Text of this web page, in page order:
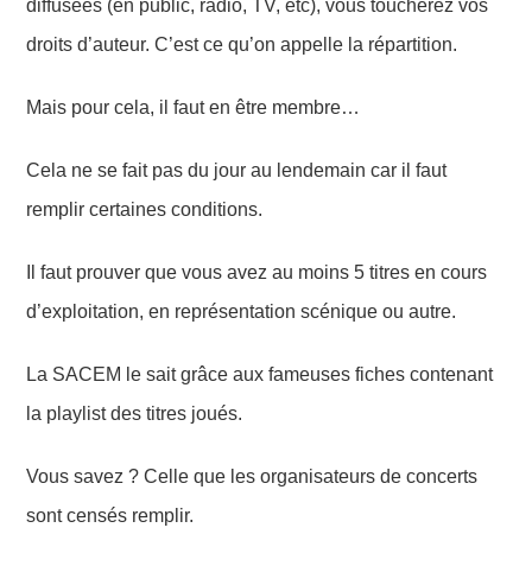
diffusées (en public, radio, TV, etc), vous toucherez vos
droits d’auteur.C’est ce qu’on appelle la répartition.
Mais pour cela, il faut en être membre…
Cela ne se fait pas du jour au lendemain car il faut
remplir certaines conditions.
Il faut prouver que vous avez au moins 5 titres en cours
d’exploitation,en représentation scénique ou autre.
La SACEM le sait grâce aux fameuses fiches contenant
la playlist des titres joués.
Vous savez ? Celle que les organisateurs de concerts
sont censés remplir.